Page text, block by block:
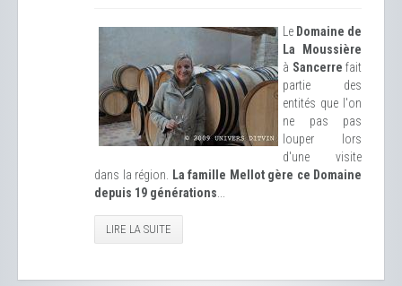
Le Domaine de
La Moussière
à Sancerre fait
partie des
entités que l'on
ne pas pas
louper lors
d'une visite
dans la région.
La famille Mellot gère ce Domaine
depuis 19 générations
LIRE LA SUITE